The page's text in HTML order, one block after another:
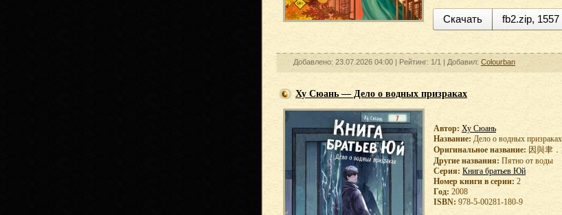
Скачать fb2.zip, 1557
Добавлено: 23.07.2026 04:00 | Рейтинг: 1/1 | Добавил: Colourban
Ху Сюань — Дело о водных призраках
Автор: Ху Сюань
Название: Дело о водных призраках
Оригинальное название: 因與聿
Другие названия: Пятно от воды
Серия: Книга братьев Юй
Номер книги в серии: 2
Год: 2008
ISBN: 978-5-00281-180-9